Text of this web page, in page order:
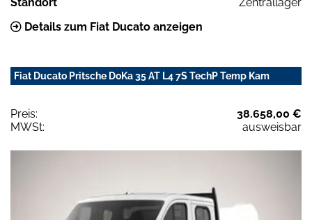
Details zum Fiat Ducato anzeigen
Fiat Ducato Pritsche DoKa 35 AT L4 7S TechP Temp Kam
Preis:
38.658,00 €
MWSt:
ausweisbar